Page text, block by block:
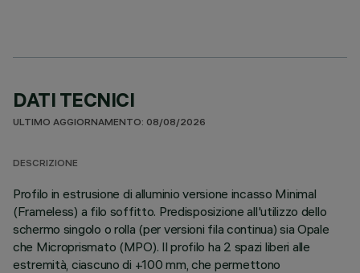
DATI TECNICI
ULTIMO AGGIORNAMENTO: 08/08/2026
DESCRIZIONE
Profilo in estrusione di alluminio versione incasso Minimal
(Frameless) a filo soffitto. Predisposizione all'utilizzo dello
schermo singolo o rolla (per versioni fila continua) sia Opale
che Microprismato (MPO). Il profilo ha 2 spazi liberi alle
estremità, ciascuno di +100 mm, che permettono